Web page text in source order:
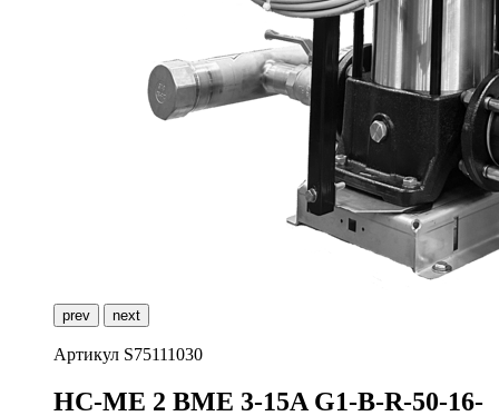
prev next
Артикул S75111030
HC-ME 2 BME 3-15A G1-B-R-50-16-